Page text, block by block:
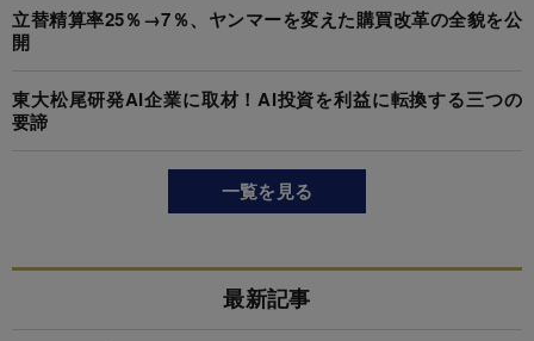
立替精算率25％→7％、ヤンマーを変えた購買改革の全貌を公
開
東大松尾研発AI企業に取材！AI投資を利益に転換する三つの
要諦
一覧を見る
最新記事